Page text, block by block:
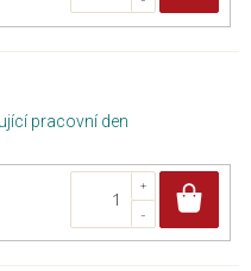
pracovní den